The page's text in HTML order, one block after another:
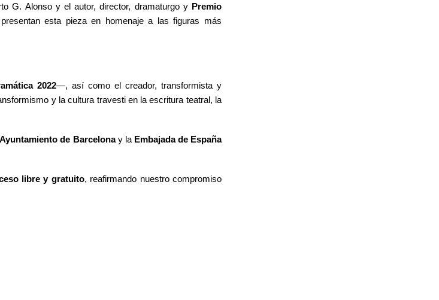
G. Alonso y el autor, director, dramaturgo y Premio
esta pieza en homenaje a las figuras más
2022—, así como el creador, transformista y
y la cultura travesti en la escritura teatral, la
Ayuntamiento de Barcelonay la Embajada de España
libre y gratuito, reafirmando nuestro compromiso